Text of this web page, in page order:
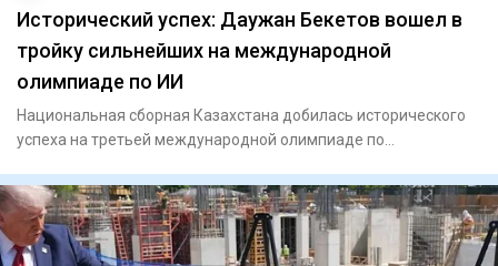
Исторический успех: Даужан Бекетов вошел в
тройку сильнейших на международной
олимпиаде по ИИ
Национальная сборная Казахстана добилась исторического
успеха на третьей международной олимпиаде по